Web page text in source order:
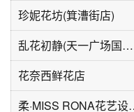
珍妮花坊(箕漕街店)
乱花初静(天一广场国际购物中心店)
花奈西鲜花店
柔